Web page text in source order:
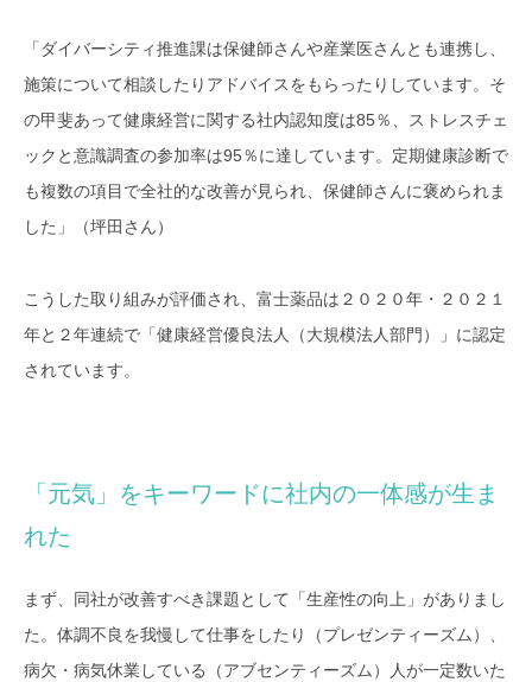
「ダイバーシティ推進課は保健師さんや産業医さんとも連携し、
施策について相談したりアドバイスをもらったりしています。そ
の甲斐あって健康経営に関する社内認知度は85％、ストレスチェ
ックと意識調査の参加率は95％に達しています。定期健康診断で
も複数の項目で全社的な改善が見られ、保健師さんに褒められま
した」（坪田さん）
こうした取り組みが評価され、富士薬品は２０２０年・２０２１
年と２年連続で「健康経営優良法人（大規模法人部門）」に認定
されています。
「元気」をキーワードに社内の一体感が生ま
れた
まず、同社が改善すべき課題として「生産性の向上」がありまし
た。体調不良を我慢して仕事をしたり（プレゼンティーズム）、
病欠・病気休業している（アブセンティーズム）人が一定数いた